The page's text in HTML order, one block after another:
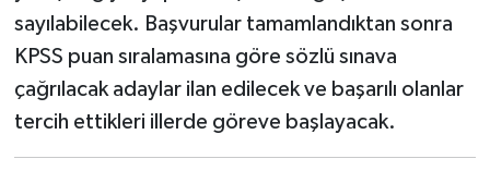
sayılabilecek. Başvurular tamamlandıktan sonra
KPSS puan sıralamasına göre sözlü sınava
çağrılacak adaylar ilan edilecek ve başarılı olanlar
tercih ettikleri illerde göreve başlayacak.